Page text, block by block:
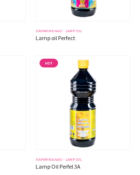
ΠΑΡΑΦΙΝΈΛΑΙΟ - LAMP OIL
Lamp oil Perfect
HOT
ΠΑΡΑΦΙΝΈΛΑΙΟ - LAMP OIL
Lamp Oil Perfel 3A